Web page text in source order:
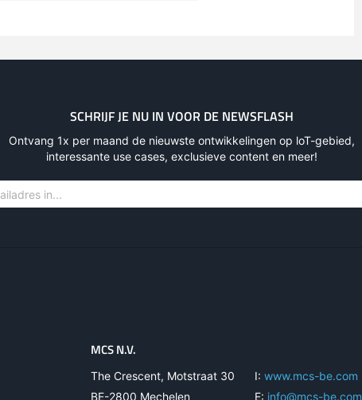
SCHRIJF JE NU IN VOOR DE NEWSFLASH
Ontvang 1x per maand de nieuwste ontwikkelingen op loT-gebied,
interessante use cases, exclusieve content en meer!
MCS N.V.
The Crescent, Motstraat 30
BE-2800 Mechelen
I: www.mcs-be.com
E: info@mcs-be.com